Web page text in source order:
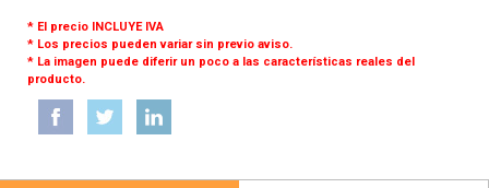
* El precio INCLUYE IVA
* Los precios pueden variar sin previo aviso.
* La imagen puede diferir un poco a las características reales del
producto.